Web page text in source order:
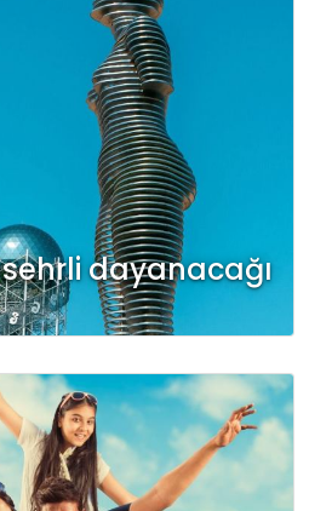
dayanacağı